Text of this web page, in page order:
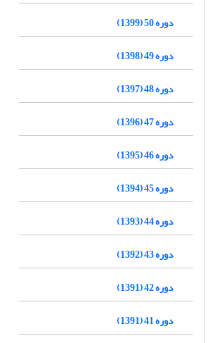
دوره 50 (1399)
دوره 49 (1398)
دوره 48 (1397)
دوره 47 (1396)
دوره 46 (1395)
دوره 45 (1394)
دوره 44 (1393)
دوره 43 (1392)
دوره 42 (1391)
دوره 41 (1391)